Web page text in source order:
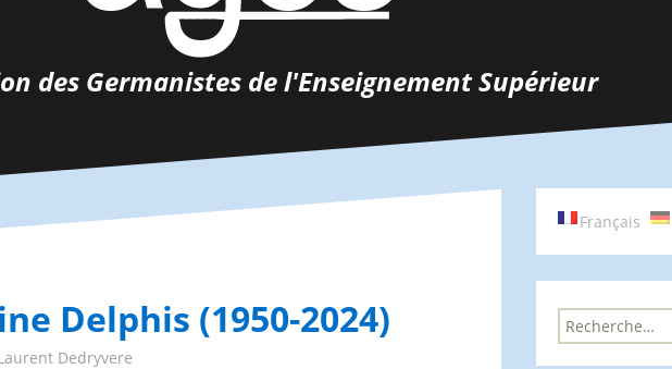
des Germanistes de l'Enseignement Supérieur
Delphis (1950-2024)
Dedryvere
Français
R
e